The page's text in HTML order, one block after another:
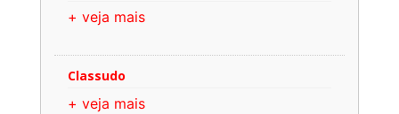
+ veja mais
Classudo
+ veja mais